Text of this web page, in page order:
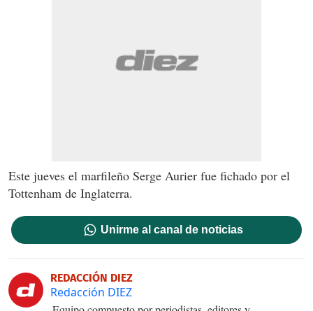
Este jueves el marfileño Serge Aurier fue fichado por el
Tottenham de Inglaterra.
Unirme al canal de noticias
REDACCIÓN DIEZ
Redacción DIEZ